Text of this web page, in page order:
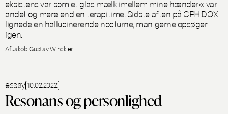
eksistens var som et glas mælk imellem mine hænder« var
andet og mere end en terapitime. Sidste aften på CPH:DOX
lignede en hallucinerende nocturne, man gerne opsøger
igen.
Af Jakob Gustav Winckler
essay 10.02.2022
Resonans og personlighed